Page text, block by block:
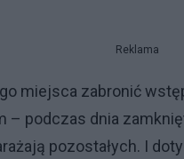
Reklama
miejsca zabronić
– podczas dnia
pozostałych. I